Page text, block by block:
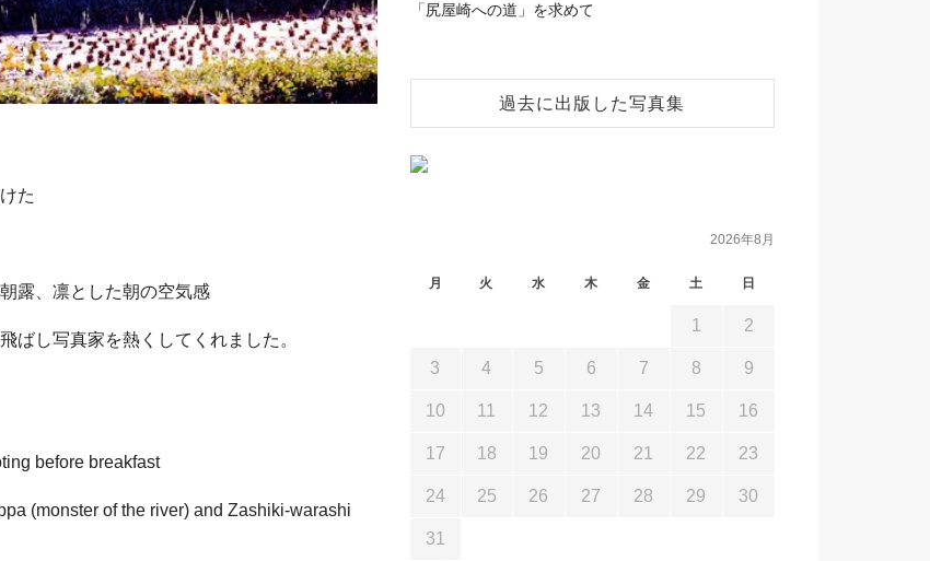
た
露、凛とした朝の空気感
ばし写真家を熱くしてくれました。
before breakfast
(monster of the river) and Zashiki-warashi
「尻屋崎への道」を求めて
過去に出版した写真集
2026年8月
月 火 水 木 金 土 日
1 2
3 4 5 6 7 8 9
10 11 12 13 14 15 16
17 18 19 20 21 22 23
24 25 26 27 28 29 30
31